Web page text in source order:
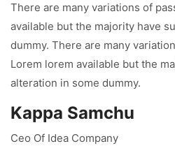
There are many variations of
available but the majority have
dummy. There are many
Lorem lorem available but the
alteration in some dummy.
Kappa Samchu
Ceo Of Idea Company